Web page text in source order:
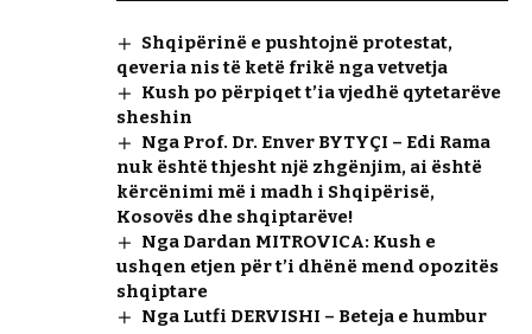
Shqipërinë e pushtojnë protestat,
qeveria nis të ketë frikë nga vetvetja
Kush po përpiqet t’ia vjedhë qytetarëve
sheshin
Nga Prof. Dr. Enver BYTYÇI – Edi Rama
nuk është thjesht një zhgënjim, ai është
kërcënimi më i madh i Shqipërisë,
Kosovës dhe shqiptarëve!
Nga Dardan MITROVICA: Kush e
ushqen etjen për t’i dhënë mend opozitës
shqiptare
Nga Lutfi DERVISHI – Beteja e humbur